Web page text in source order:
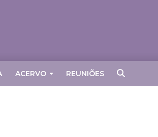
ACERVO REUNIÕES